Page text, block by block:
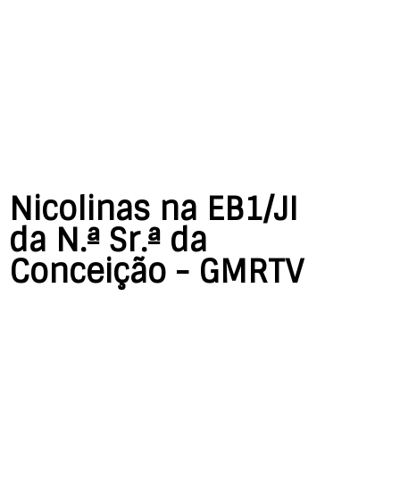
Nicolinas na EB1/JI
da N.ª Sr.ª da
Conceição - GMRTV